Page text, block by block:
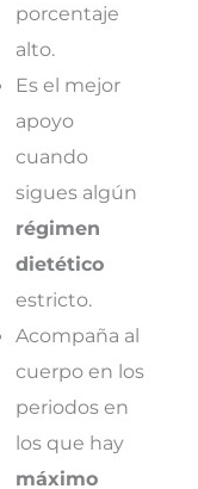
porcentaje
alto.
Es el mejor
apoyo
cuando
sigues algún
régimen
dietético
estricto.
Acompaña al
cuerpo en los
periodos en
los que hay
máximo